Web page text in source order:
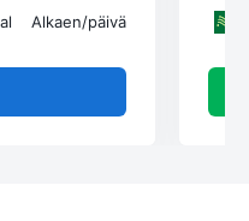
Alkaen/päivä